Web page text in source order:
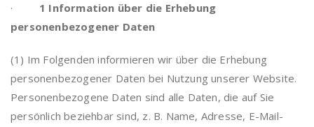
· 1 Information über die Erhebung
personenbezogener Daten
(1) Im Folgenden informieren wir über die Erhebung
personenbezogener Daten bei Nutzung unserer Website.
Personenbezogene Daten sind alle Daten, die auf Sie
persönlich beziehbar sind, z. B. Name, Adresse, E-Mail-